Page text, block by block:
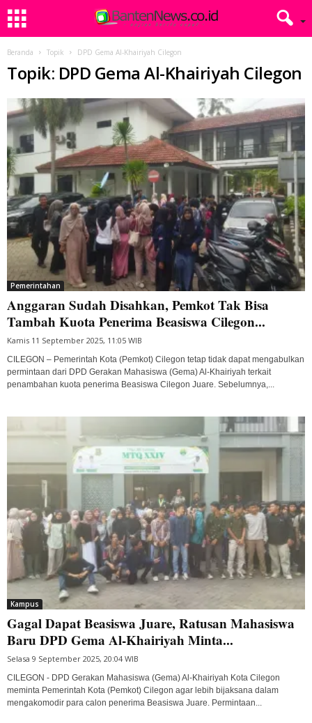
Beranda Topik DPD Gema Al-Khairiyah Cilegon
Topik: DPD Gema Al-Khairiyah Cilegon
Pemerintahan
Anggaran Sudah Disahkan, Pemkot Tak Bisa
Tambah Kuota Penerima Beasiswa Cilegon...
Kamis 11 September 2025, 11:05 WIB
CILEGON – Pemerintah Kota (Pemkot) Cilegon tetap tidak dapat mengabulkan
permintaan dari DPD Gerakan Mahasiswa (Gema) Al-Khairiyah terkait
penambahan kuota penerima Beasiswa Cilegon Juare. Sebelumnya,...
Kampus
Gagal Dapat Beasiswa Juare, Ratusan Mahasiswa
Baru DPD Gema Al-Khairiyah Minta...
Selasa 9 September 2025, 20:04 WIB
CILEGON - DPD Gerakan Mahasiswa (Gema) Al-Khairiyah Kota Cilegon
meminta Pemerintah Kota (Pemkot) Cilegon agar lebih bijaksana dalam
mengakomodir para calon penerima Beasiswa Juare. Permintaan...